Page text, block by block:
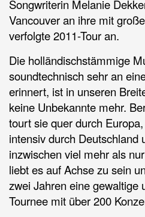
Songwriterin Melanie
Vancouver an ihre mit
verfolgte 2011-Tour an.
Die holländischstämmige
soundtechnisch sehr an
erinnert, ist in unseren
keine Unbekannte mehr.
tourt sie quer durch
intensiv durch Deutschland
inzwischen viel mehr als
liebt es auf Achse zu sein
zwei Jahren eine gewaltige
Tournee mit über 200